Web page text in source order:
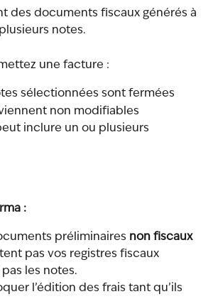
des documents fiscaux générés à
notes.
une facture :
sélectionnées sont fermées
non modifiables
inclure un ou plusieurs
:
préliminaires non fiscaux
pas vos registres fiscaux
les notes.
l’édition des frais tant qu’ils